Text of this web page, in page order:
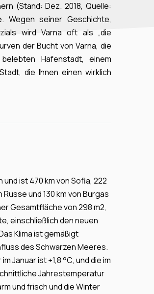
(Stand: Dez. 2018, Quelle:
Wegen seiner Geschichte,
wird Varna oft als „die
der Bucht von Varna, die
Hafenstadt, einem
die Ihnen einen wirklich
ist 470 km von Sofia, 222
und 130 km von Burgas
Gesamtfläche von 298 m2,
einschließlich den neuen
Klima ist gemäßigt
des Schwarzen Meeres.
Januar ist +1,8 °С, und die im
Jahrestemperatur
und frisch und die Winter